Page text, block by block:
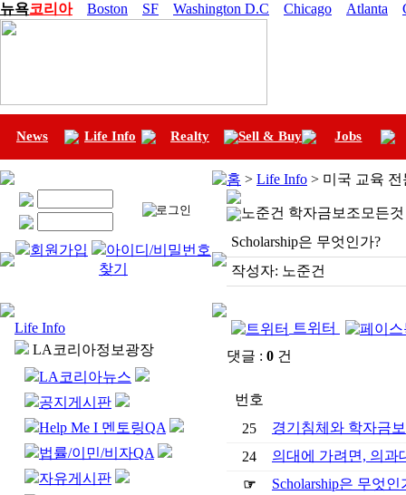
뉴욕코리아 Boston SF Washington D.C Chicago Atlanta
News Life Info Realty Sell & Buy Jobs
회원가입
아이디/비밀번호
찾기
Life Info
LA코리아정보광장
LA코리아뉴스
공지게시판
Help Me I 멘토링QA
법률/이민/비자QA
자유게시판
홈 > Life Info > 미국 교육
노준건 학자금보조모든것
Scholarship은 무엇인가?
작성자: 노준건
트위터
댓글 : 0 건
번호
25
경기침체와 학자금
24
의대에 가려면, 의과
☞
Scholarship은 무엇인